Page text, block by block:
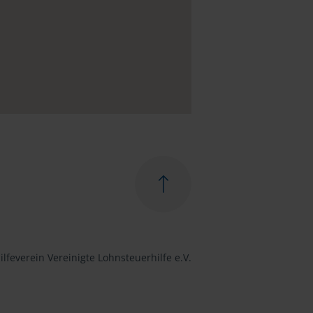
Vereinigte Lohnsteuerhilfe e.V.